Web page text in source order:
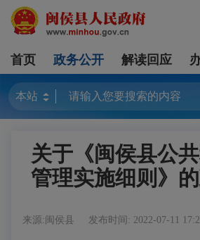
首页 政务公开 解读回应
关于《闽侯县公
管理实施细则》
来源:闽侯县 发布时间: 2022-07-11